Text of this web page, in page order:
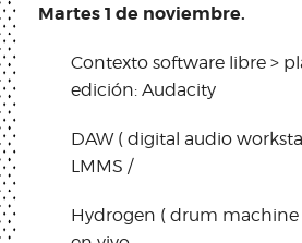
Martes 1 de noviembre.
Contexto software libre >
edición: Audacity
DAW ( digital audio
LMMS /
Hydrogen ( drum machine